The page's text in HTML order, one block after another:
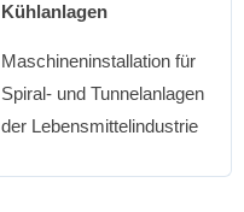
Kühlanlagen
Maschineninstallation für
Spiral- und Tunnelanlagen
der Lebensmittelindustrie